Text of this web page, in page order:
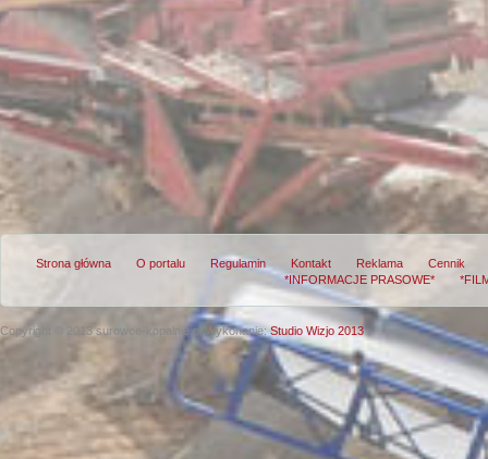
Strona główna O portalu Regulamin Kontakt Reklama
Cennik
*INFORMACJE PRASOWE*
Copyright © 2013 surowce-kopalnie.plWykonanie:Studio Wizjo 2013